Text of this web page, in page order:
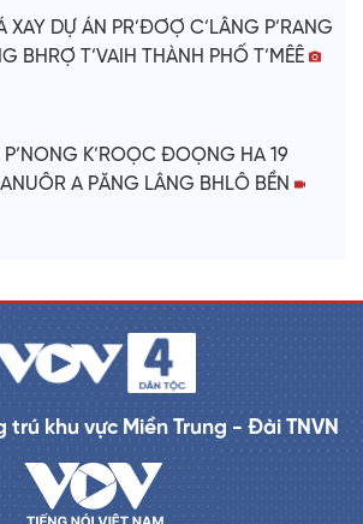
DỰ ÁN PR’ĐƠỢ C’LÂNG P’RANG
BHRỢ T’VAIH THÀNH PHỐ T’MÊÊ
K’ROỌC ĐOỌNG HA 19
A PĂNG LÂNG BHLÔ BỀN
khu vực Miền Trung - Đài TNVN